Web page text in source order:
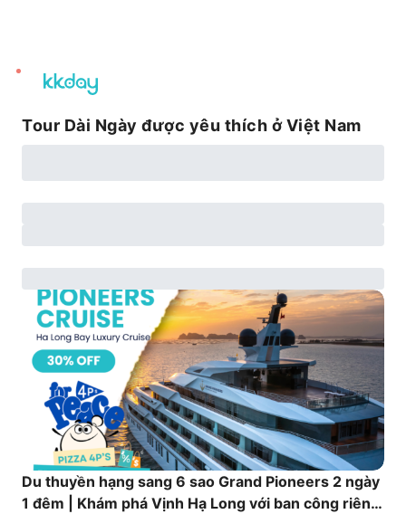
unread
notifications
Tour Dài Ngày được yêu thích ở Việt Nam
Du thuyền hạng sang 6 sao Grand Pioneers 2 ngày
1 đêm | Khám phá Vịnh Hạ Long với ban công riêng